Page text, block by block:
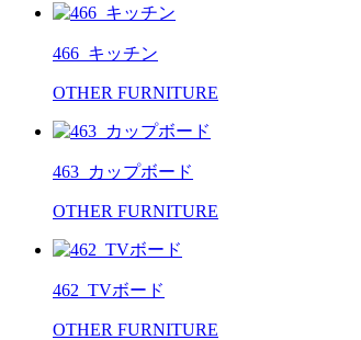
466_キッチン
OTHER FURNITURE
463_カップボード
OTHER FURNITURE
462_TVボード
OTHER FURNITURE